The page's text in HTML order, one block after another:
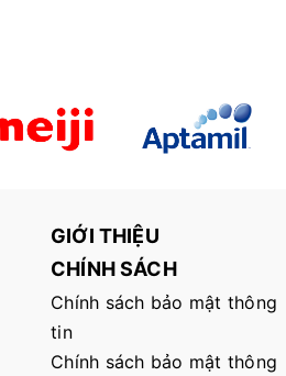
GIỚI THIỆU
CHÍNH SÁCH
Chính sách bảo mật thông
tin
Chính sách bảo mật thông